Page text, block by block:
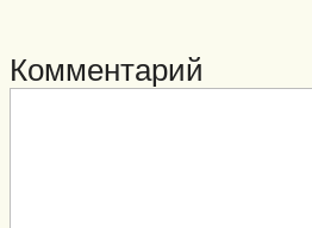
Комментарий